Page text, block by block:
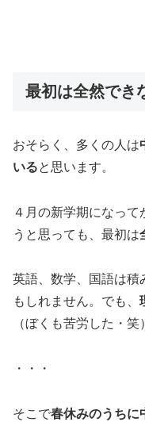
最初は全然でき
おそらく、多くの人は
いると思います。
４月の新学期になっ
うと思っても、最初は
英語、数学、国語は積
もしれません。でも、
（ぼくも苦労した・笑）
・・・
そこで春休みのうちに